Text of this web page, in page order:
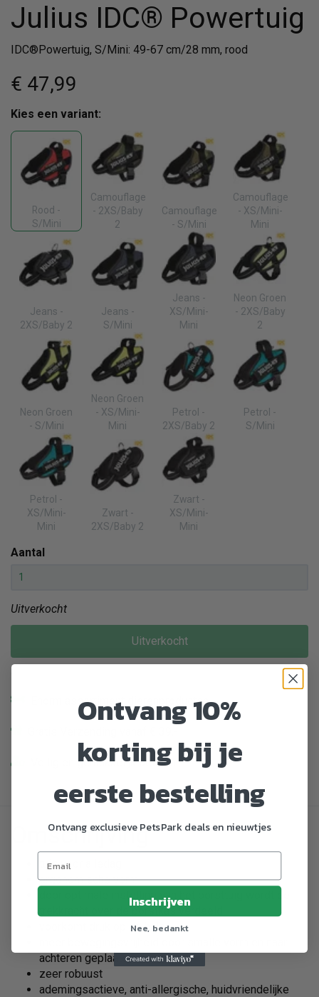
Julius IDC® Powertuig
IDC®Powertuig, S/Mini: 49-67 cm/28 mm, rood
€ 47,99
Kies een variant:
Rood -
S/Mini
Camouflage
- 2XS/Baby
2
Camouflage
- S/Mini
Camouflage
- XS/Mini-
Mini
Jeans -
2XS/Baby 2
Jeans -
S/Mini
Jeans -
XS/Mini-
Mini
Neon Groen
- 2XS/Baby
2
Neon Groen
- S/Mini
Neon Groen
- XS/Mini-
Mini
Petrol -
2XS/Baby 2
Petrol -
S/Mini
Petrol -
XS/Mini-
Mini
Zwart -
2XS/Baby 2
Zwart -
XS/Mini-
Mini
Aantal
Uitverkocht
Uitverkocht
Enorm assortiment dierenproducten
Veilig en gemakkelijk betalen
Omschrijving
tuig voor alledag
ergonomische vorm
door optimale instelling van het borsttuig wordt de
trekkracht over de borstkas verdeeld
voorkomt druk op de hals
achteren geplaatste buikriem
zeer robuust
ademingsactieve, anti-allergische, huidvriendelijke
Ontvang 10%
korting bij je
eerste bestelling
Ontvang exclusieve PetsPark deals en nieuwtjes
Inschrijven
Nee, bedankt